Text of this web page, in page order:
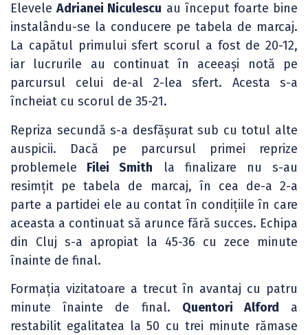
EleveleAdrianei Niculescu au început foarte bine
instalându-se la conducere pe tabela de marcaj.
La capătul primului sfert scorul a fost de 20-12,
iar lucrurile au continuat în aceeași notă pe
parcursul celui de-al 2-lea sfert. Acesta s-a
încheiat cu scorul de 35-21.
Repriza secundă s-a desfășurat sub cu totul alte
auspicii. Dacă pe parcursul primei reprize
problemele Filei Smith la finalizare nu s-au
resimțit pe tabela de marcaj, în cea de-a 2-a
parte a partidei ele au contat în condițiile în care
aceasta a continuat să arunce fără succes. Echipa
din Cluj s-a apropiat la 45-36 cu zece minute
înainte de final.
Formația vizitatoare a trecut în avantaj cu patru
minute înainte de final. Quentori Alford a
restabilit egalitatea la 50 cu trei minute rămase